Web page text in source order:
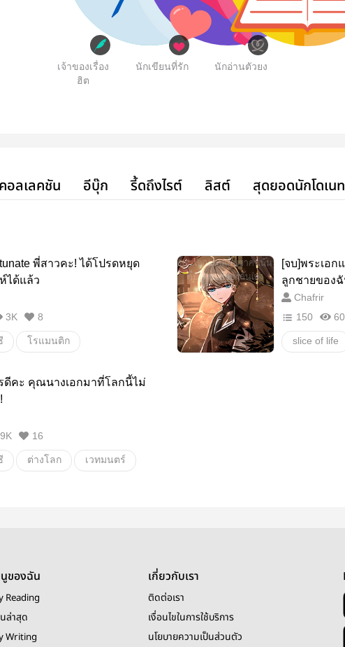
เจ้าของเรื่อง
ฮิต
นักเขียนที่รัก นักอ่านตัวยง
คอลเลคชัน อีบุ๊ก รี้ดถึงไรต์ ลิสต์ สุดยอดนักโดเนท
พี่สาวคะ! ได้โปรดหยุด
ได้แล้ว
3K 8
โรแมนติก
[จบ]พระเอ
ลูกชายของฉั
Chafrir
150
slice of life
ดีคะ คุณนางเอกมาที่โลกนี้ไม่
9K 16
ต่างโลก เวทมนตร์
นูของฉัน
Reading
ล่าสุด
Writing
เกี่ยวกับเรา
ติดต่อเรา
เงื่อนไขในการใช้บริการ
นโยบายความเป็นส่วนตัว